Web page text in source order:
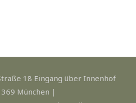
18 Eingang über Innenhof
München |